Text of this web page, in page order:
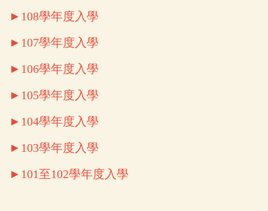
►108學年度入學
►107學年度入學
►106學年度入學
►105學年度入學
►104學年度入學
►103學年度入學
►101至102學年度入學